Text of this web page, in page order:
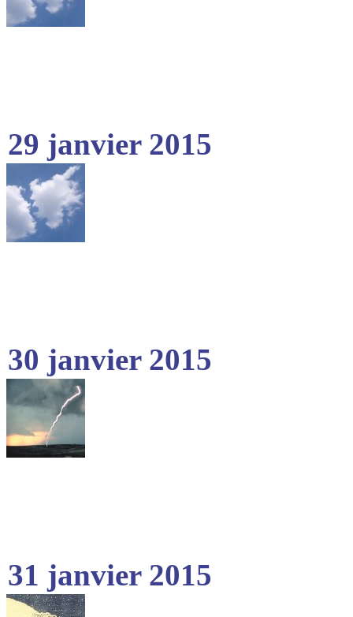
29 janvier 2015
30 janvier 2015
31 janvier 2015